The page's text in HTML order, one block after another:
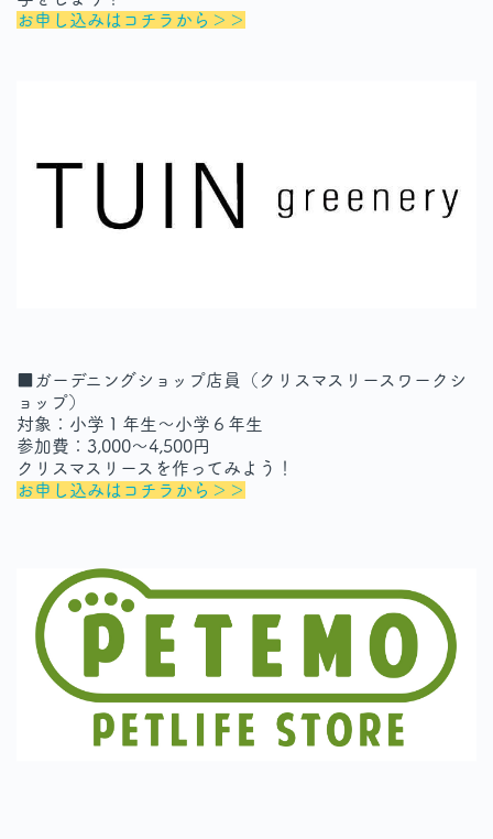
お申し込みはコチラから＞＞
■ガーデニングショップ店員（クリスマスリースワークシ
ョップ）
対象：小学１年生～小学６年生
参加費：3,000～4,500円
クリスマスリースを作ってみよう！
お申し込みはコチラから＞＞